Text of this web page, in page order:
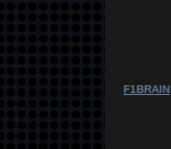
F1BRAIN